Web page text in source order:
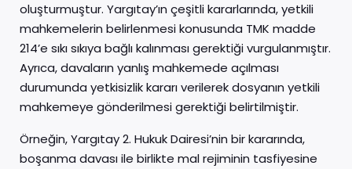
oluşturmuştur. Yargıtay’ın çeşitli kararlarında, yetkili
mahkemelerin belirlenmesi konusunda TMK madde
214’e sıkı sıkıya bağlı kalınması gerektiği vurgulanmıştır.
Ayrıca, davaların yanlış mahkemede açılması
durumunda yetkisizlik kararı verilerek dosyanın yetkili
mahkemeye gönderilmesi gerektiği belirtilmiştir.
Örneğin, Yargıtay 2. Hukuk Dairesi’nin bir kararında,
boşanma davası ile birlikte mal rejiminin tasfiyesine